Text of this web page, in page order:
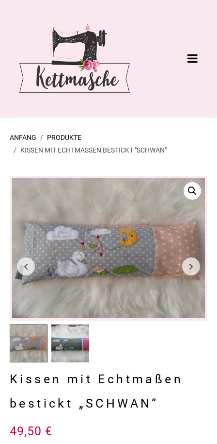
ANFANG
PRODUKTE
KISSEN MIT ECHTMASSEN BESTICKT "SCHWAN"
Kissen mit Echtmaßen
bestickt „SCHWAN“
49,50 €